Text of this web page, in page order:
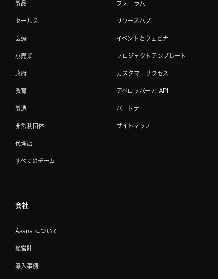
製品
セールス
医療
小売業
政府
教育
製造
非営利団体
代理店
すべてのチーム
フォーラム
リソースハブ
イベントとウェビナー
プロジェクトテンプレート
カスタマーサクセス
デベロッパーと API
パートナー
サイトマップ
会社
Asana について
経営陣
導入事例